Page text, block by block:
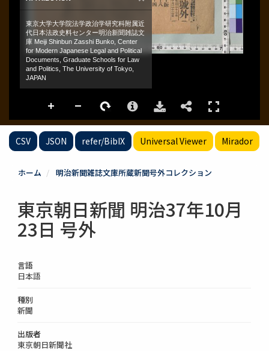
CSV JSON refer/BibIX Universal Viewer Mirador
ホーム 明治新聞雑誌文庫所蔵新聞号外コレクション
東京朝日新聞 明治37年10月
23日 号外
言語
日本語
種別
新聞
出版者
東京朝日新聞社